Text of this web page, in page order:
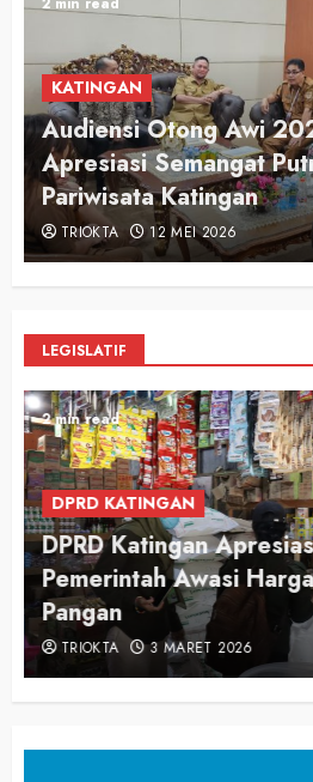
KATINGAN
Audiensi Otong Awi
Apresiasi Semangat
Pariwisata Katingan
TRIOKTA 12 MEI 2026
LEGISLATIF
2 min read
DPRD KATINGAN
DPRD Katingan
Pemerintah Awasi
Pangan
TRIOKTA 3 MARET 2026